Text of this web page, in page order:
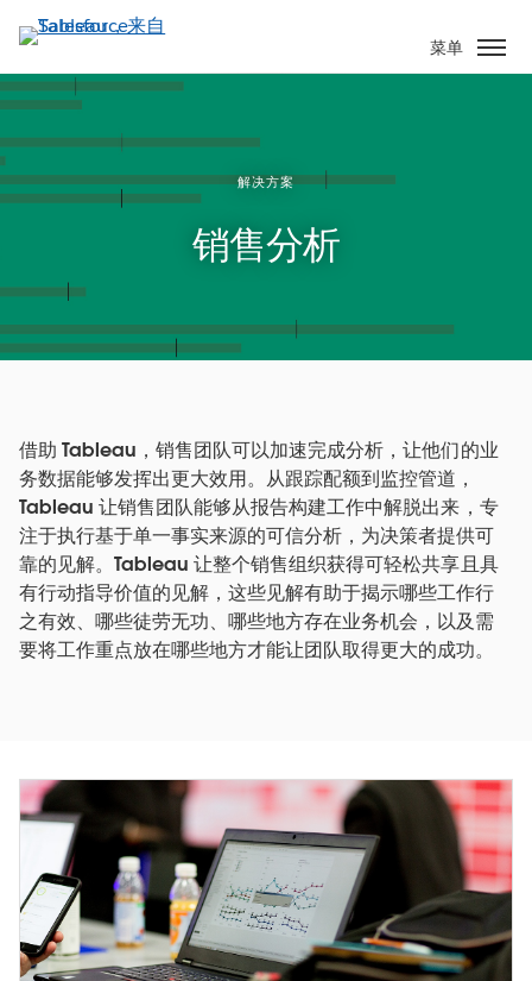
转
到
主
内
容
菜单
解决方案
销售分析
借助 Tableau，销售团队可以加速完成分析，让他们的业
务数据能够发挥出更大效用。从跟踪配额到监控管道，
Tableau 让销售团队能够从报告构建工作中解脱出来，专
注于执行基于单一事实来源的可信分析，为决策者提供可
靠的见解。Tableau 让整个销售组织获得可轻松共享且具
有行动指导价值的见解，这些见解有助于揭示哪些工作行
之有效、哪些徒劳无功、哪些地方存在业务机会，以及需
要将工作重点放在哪些地方才能让团队取得更大的成功。